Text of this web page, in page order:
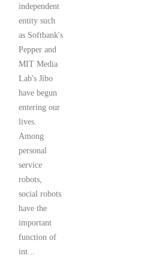
independent
entity such
as Softbank's
Pepper and
MIT Media
Lab's Jibo
have begun
entering our
lives.
Among
personal
service
robots,
social robots
have the
important
function of
int...